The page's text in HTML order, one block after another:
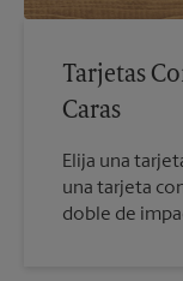
Tarjetas
Caras
Elija una
una tarjeta
doble de